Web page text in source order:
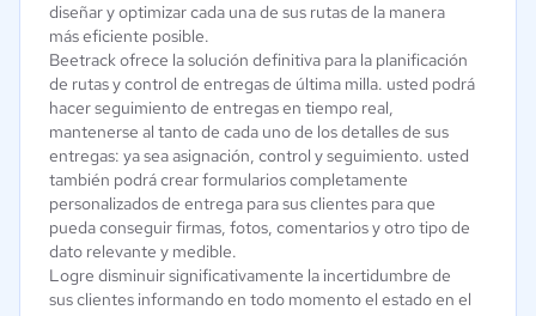
diseñar y optimizar cada una de sus rutas de la manera
más eficiente posible.
Beetrack ofrece la solución definitiva para la planificación
de rutas y control de entregas de última milla. usted podrá
hacer seguimiento de entregas en tiempo real,
mantenerse al tanto de cada uno de los detalles de sus
entregas: ya sea asignación, control y seguimiento. usted
también podrá crear formularios completamente
personalizados de entrega para sus clientes para que
pueda conseguir firmas, fotos, comentarios y otro tipo de
dato relevante y medible.
Logre disminuir significativamente la incertidumbre de
sus clientes informando en todo momento el estado en el